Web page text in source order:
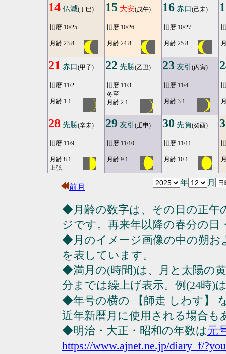
14 仏滅(丁巳)
旧暦 10/25
月齢 23.8
15 大安(戊午)
旧暦 10/26
月齢 24.8
16 赤口(己未)
旧暦 10/27
月齢 25.8
21 赤口(甲子)
旧暦 11/2
月齢 1.1
22 先勝(乙丑)
旧暦 11/3
冬至
月齢 2.1
23 友引 (丙寅)
旧暦 11/4
月齢 3.1
28 先勝(辛未)
旧暦 11/9
月齢 8.1
上弦
29 友引 (壬申)
旧暦 11/10
月齢 9.1
30 先負(癸酉)
旧暦 11/11
月齢 10.1
前月
年 月
◆月齢の数字は、その日の正午
ジです。再来年以降の春分の日
◆月のイメージ画像の中の朔
を表しています。
◆満月の(時間)は、月と太陽の
分までは繰上げ表示。例(24時)
◆年号の横の 【師走 しわす】
近年新暦月に使用される場合も
◆明治・大正・昭和の年数は元
https://www.ajnet.ne.jp/diary_f/